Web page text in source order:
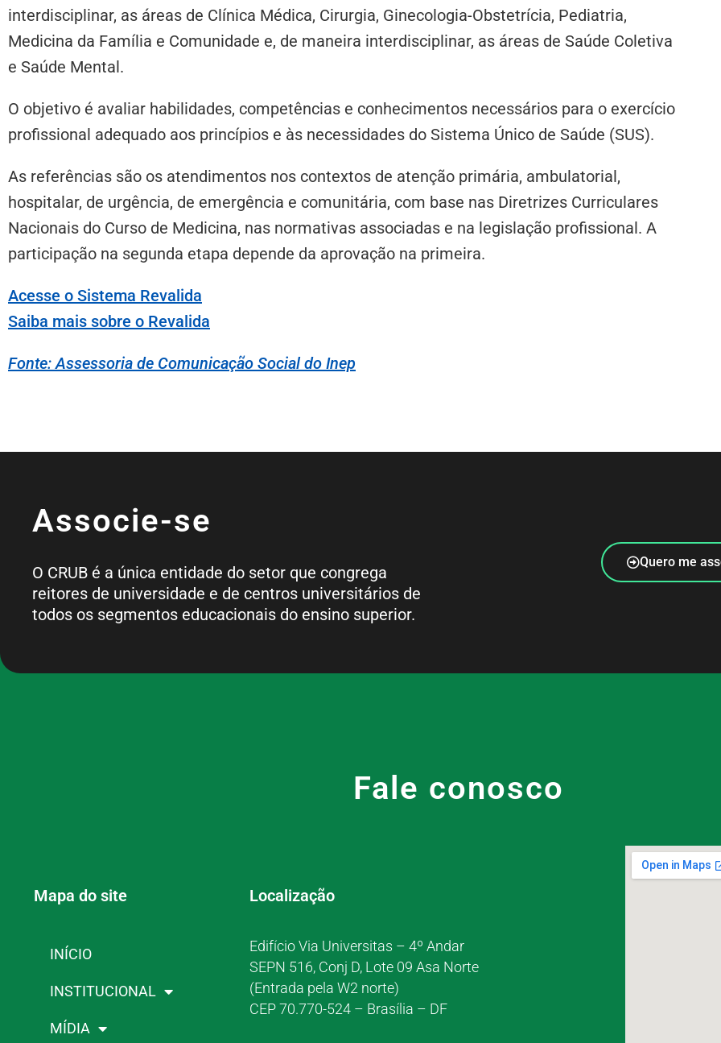
interdisciplinar, as áreas de Clínica Médica, Cirurgia, Ginecologia-Obstetrícia, Pediatria,
Medicina da Família e Comunidade e, de maneira interdisciplinar, as áreas de Saúde Coletiva
e Saúde Mental.
O objetivo é avaliar habilidades, competências e conhecimentos necessários para o exercício
profissional adequado aos princípios e às necessidades do Sistema Único de Saúde (SUS).
As referências são os atendimentos nos contextos de atenção primária, ambulatorial,
hospitalar, de urgência, de emergência e comunitária, com base nas Diretrizes Curriculares
Nacionais do Curso de Medicina, nas normativas associadas e na legislação profissional. A
participação na segunda etapa depende da aprovação na primeira.
Acesse o Sistema Revalida
Saiba mais sobre o Revalida
Fonte: Assessoria de Comunicação Social do Inep
Associe-se
O CRUB é a única entidade do setor que congrega
reitores de universidade e de centros universitários de
todos os segmentos educacionais do ensino superior.
Quero me
Fale conosco
Mapa do site
INÍCIO
INSTITUCIONAL
MÍDIA
Localização
Edifício Via Universitas – 4º Andar
SEPN 516, Conj D, Lote 09 Asa Norte
(Entrada pela W2 norte)
CEP 70.770-524 – Brasília – DF